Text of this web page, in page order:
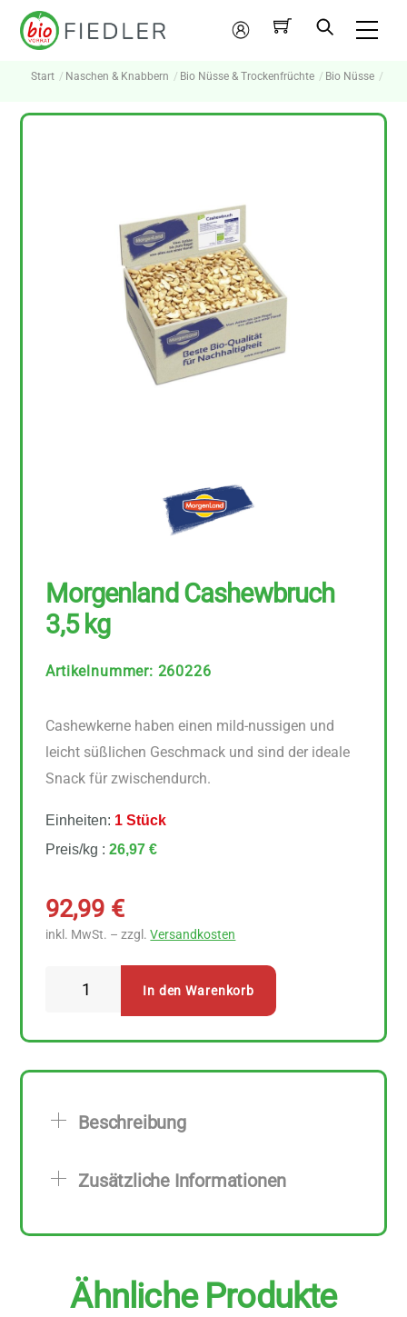
Skip
Mein
Konto
Start Naschen & Knabbern Bio Nüsse & Trockenfrüchte Bio Nüsse
Morgenland Cashewbruch
3,5 kg
Artikelnummer: 260226
Cashewkerne haben einen mild-nussigen und
leicht süßlichen Geschmack und sind der ideale
Snack für zwischendurch.
Einheiten: 1 Stück
Preis/kg :26,97 €
92,99 €
inkl. MwSt. – zzgl.Versandkosten
In den Warenkorb
Beschreibung
Zusätzliche Informationen
Ähnliche Produkte